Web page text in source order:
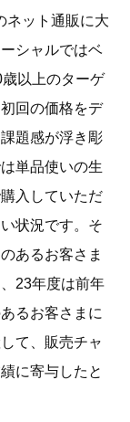
ネット通販に大
シャルではベ
以上のターゲ
回の価格をデ
題感が浮き彫
単品使いの生
入していただ
状況です。そ
あるお客さま
23年度は前年
るお客さまに
て、販売チャ
に寄与したと